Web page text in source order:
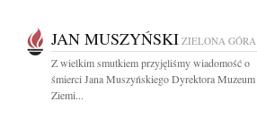
JAN MUSZYŃSKI ZIELONA GÓRA
Z wielkim smutkiem przyjęliśmy wiadomość o
śmierci Jana Muszyńskiego Dyrektora Muzeum
Ziemi...